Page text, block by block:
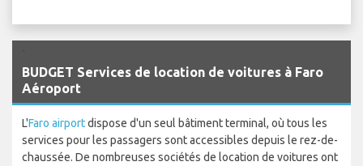
BUDGET Services de location de voitures à Faro
Aéroport
L'Faro airportdispose d'un seul bâtiment terminal, où tous les
services pour les passagers sont accessibles depuis le rez-de-
chaussée. De nombreuses sociétés de location de voitures ont